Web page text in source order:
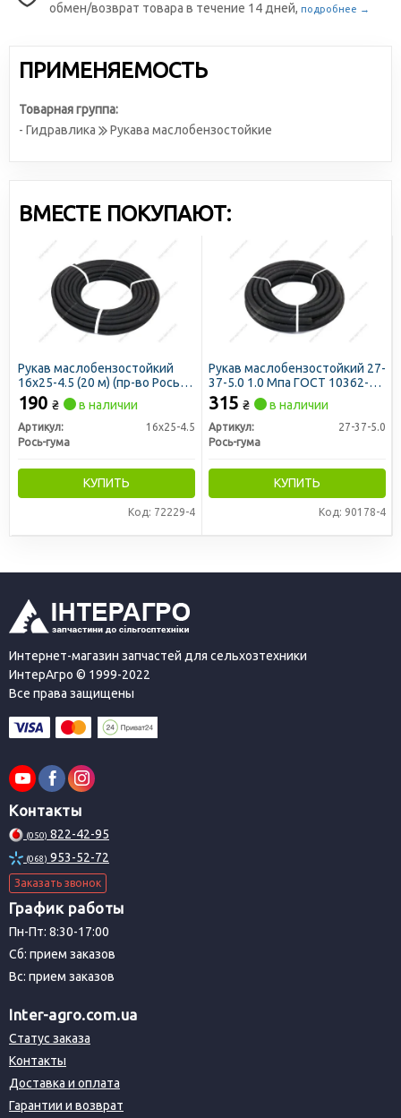
обмен/возврат товара в течение 14 дней, подробнее →
ПРИМЕНЯЕМОСТЬ
Товарная группа:
- Гидравлика
Рукава маслобензостойкие
ВМЕСТЕ ПОКУПАЮТ:
Рукав маслобензостойкий
16х25-4.5 (20 м) (пр-во Рось-
Гума)
190 ₴ в наличии
Артикул:
16х25-4.5
Рось-гума
КУПИТЬ
Код: 72229-4
Рукав маслобензостойкий 27-
37-5.0 1.0 Мпа ГОСТ 10362-76
(20м) (бинт) (Рось-Гума)
315 ₴ в наличии
Артикул:
27-37-5.0
Рось-гума
КУПИТЬ
Код: 90178-4
Интернет-магазин запчастей для сельхозтехники
ИнтерАгро © 1999-2022
Все права защищены
Контакты
(050) 822-42-95
(068) 953-52-72
Заказать звонок
График работы
Пн-Пт: 8:30-17:00
Сб: прием заказов
Вс: прием заказов
Inter-agro.com.ua
Статус заказа
Контакты
Доставка и оплата
Гарантии и возврат